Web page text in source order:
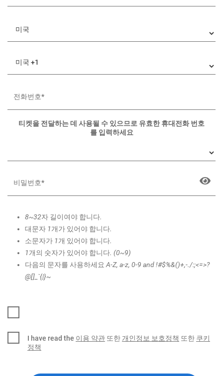
티켓을 전달하는 데 사용될 수 있으므로 유효한 휴대전화 번호
를 입력하세요
8~32자 길이여야 합니다.
대문자 1개가 있어야 합니다.
소문자가 1개 있어야 합니다.
1개의 숫자가 있어야 합니다. (0~9)
다음의 문자를 사용하세요 A-Z, a-z, 0-9 and !#$%&()+,-./:;<=>?
@[]_`{|}~
I have read the 이용 약관 또한 개인정보 보호정책 또한 쿠키
정책